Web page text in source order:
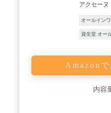
アクセーヌ
オールイン
資生堂 オー
Amazon
内容